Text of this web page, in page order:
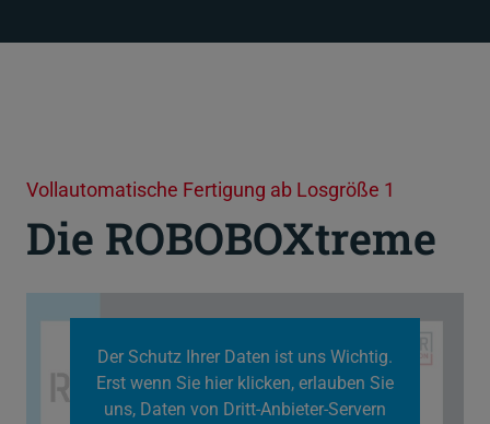
Vollautomatische Fertigung ab Losgröße 1
Die ROBOBOXtreme
Der Schutz Ihrer Daten ist uns Wichtig.
Erst wenn Sie hier klicken, erlauben Sie
uns, Daten von Dritt-Anbieter-Servern